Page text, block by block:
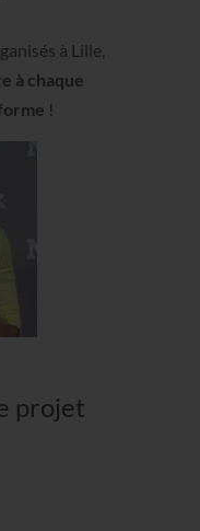
à Lille,
à chaque
!
projet